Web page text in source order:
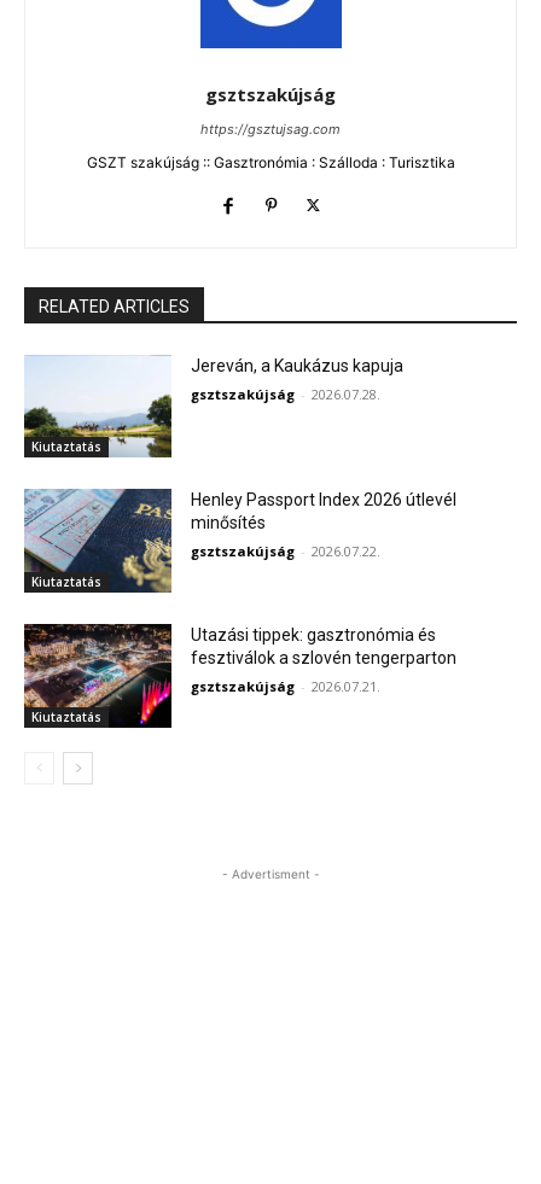
gsztszakújság
https://gsztujsag.com
GSZT szakújság :: Gasztronómia : Szálloda : Turisztika
RELATED ARTICLES
Kiutaztatás
Jereván, a Kaukázus kapuja
gsztszakújság - 2026.07.28.
Kiutaztatás
Henley Passport Index 2026 útlevél
minősítés
gsztszakújság - 2026.07.22.
Kiutaztatás
Utazási tippek: gasztronómia és
fesztiválok a szlovén tengerparton
gsztszakújság - 2026.07.21.
- Advertisment -